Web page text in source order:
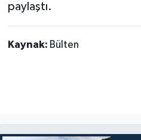
paylaştı.
Kaynak: Bülten